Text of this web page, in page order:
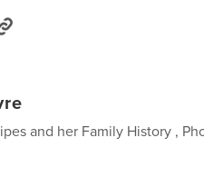
and her Family History ,